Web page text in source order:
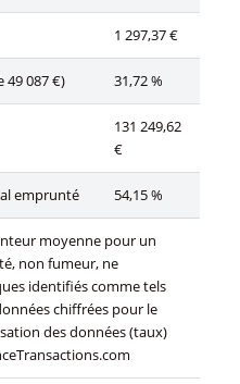
1 297,37 €
087 €) 31,72 %
131 249,62
€
emprunté 54,15 %
moyenne pour un
non fumeur, ne
identifiés comme tels
chiffrées pour le
des données (taux)